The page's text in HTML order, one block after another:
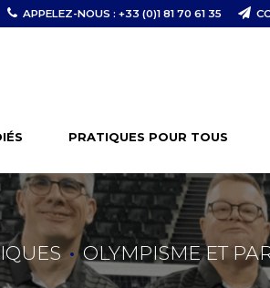
APPELEZ-NOUS : +33 (0)1 81 70 61 35
PRATIQUES POUR TOUS
OLYMPISME ET